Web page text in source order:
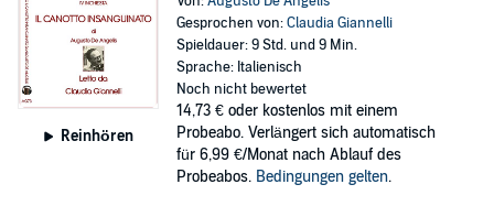
Reinhören
Gesprochen von:Claudia Giannelli
Spieldauer: 9 Std. und 9 Min.
Sprache: Italienisch
Noch nicht bewertet
14,73 € oder kostenlos mit einem
Probeabo. Verlängert sich automatisch
für 6,99 €/Monat nach Ablauf des
Probeabos. Bedingungen gelten.